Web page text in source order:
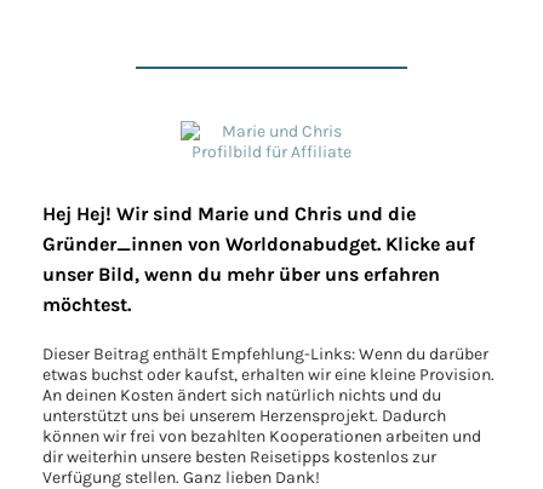
Hej Hej! Wir sind Marie und Chris und die
Gründer_innen von Worldonabudget. Klicke auf
unser Bild, wenn du mehr über uns erfahren
möchtest.
Dieser Beitrag enthält Empfehlung-Links: Wenn du darüber
etwas buchst oder kaufst, erhalten wir eine kleine Provision.
An deinen Kosten ändert sich natürlich nichts und du
unterstützt uns bei unserem Herzensprojekt. Dadurch
können wir frei von bezahlten Kooperationen arbeiten und
dir weiterhin unsere besten Reisetipps kostenlos zur
Verfügung stellen. Ganz lieben Dank!